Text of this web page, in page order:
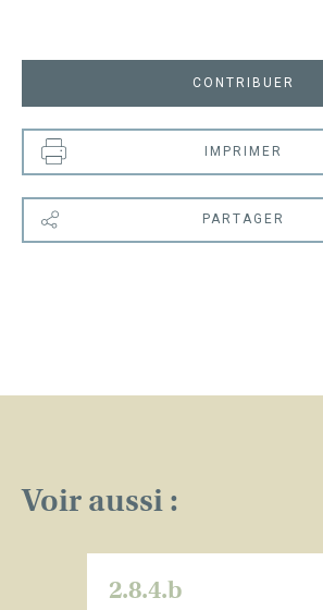
CONTRIBUER
IMPRIMER
PARTAGER
Voir aussi :
2.8.4.b